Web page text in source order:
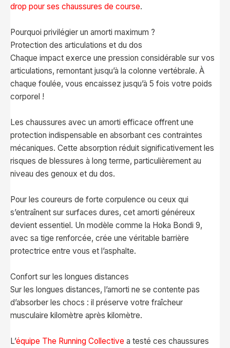
drop pour ses chaussures de course.
Pourquoi privilégier un amorti maximum ?
Protection des articulations et du dos
Chaque impact exerce une pression considérable sur vos
articulations, remontant jusqu’à la colonne vertébrale. À
chaque foulée, vous encaissez jusqu’à 5 fois votre poids
corporel !
Les chaussures avec un amorti efficace offrent une
protection indispensable en absorbant ces contraintes
mécaniques. Cette absorption réduit significativement les
risques de blessures à long terme, particulièrement au
niveau des genoux et du dos.
Pour les coureurs de forte corpulence ou ceux qui
s’entraînent sur surfaces dures, cet amorti généreux
devient essentiel. Un modèle comme la Hoka Bondi 9,
avec sa tige renforcée, crée une véritable barrière
protectrice entre vous et l’asphalte.
Confort sur les longues distances
Sur les longues distances, l’amorti ne se contente pas
d’absorber les chocs : il préserve votre fraîcheur
musculaire kilomètre après kilomètre.
L’équipe The Running Collective a testé ces chaussures